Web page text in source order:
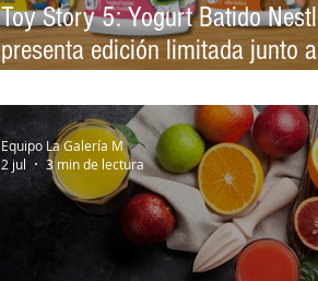
Toy Story 5: Yogurt Batido Nestlé
presenta edición limitada junto a
Equipo La Galería M
2 jul
3 min de lectura